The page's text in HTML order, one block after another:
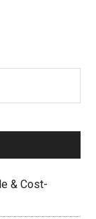
& Cost-